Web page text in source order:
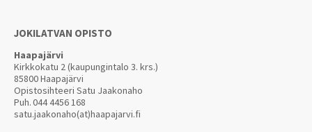
JOKILATVAN OPISTO
Haapajärvi
Kirkkokatu 2 (kaupungintalo 3. krs.)
85800 Haapajärvi
Opistosihteeri Satu Jaakonaho
Puh.044 4456 168
satu.jaakonaho(at)haapajarvi.fi